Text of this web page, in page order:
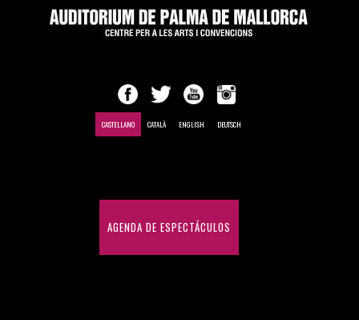
CASTELLANO CATALÀ ENGLISH DEUTSCH
AGENDA DE ESPECTÁCULOS